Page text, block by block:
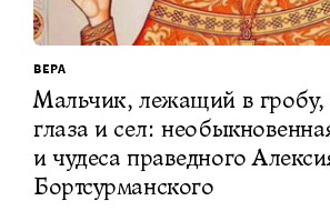
ВЕРА
Мальчик, лежащий в гробу,
глаза и сел:
и чудеса праведного
Бортсурманского